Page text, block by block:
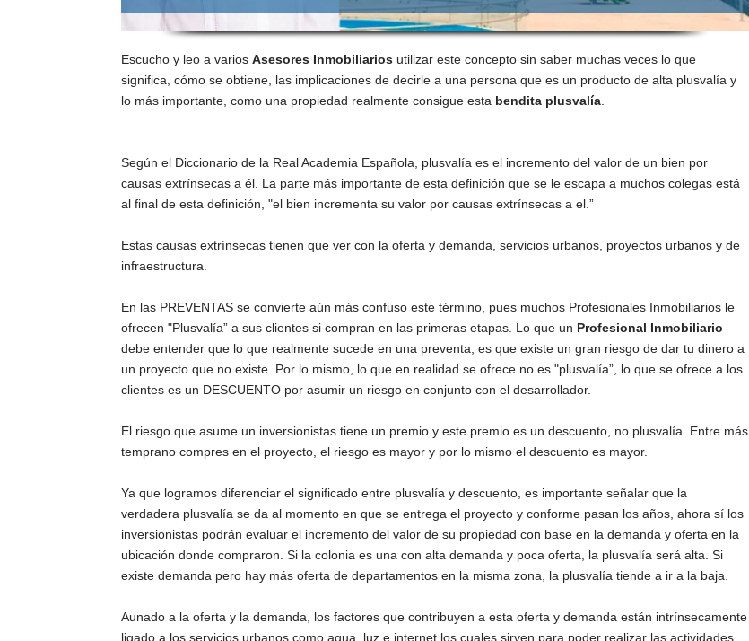
Escucho y leo a varios Asesores Inmobiliarios utilizar este concepto sin saber muchas veces lo que
significa, cómo se obtiene, las implicaciones de decirle a una persona que es un producto de alta plusvalía y
lo más importante, como una propiedad realmente consigue esta bendita plusvalía
Según el Diccionario de la Real Academia Española, plusvalía es el incremento del valor de un bien por
causas extrínsecas a él. La parte más importante de esta definición que se le escapa a muchos colegas está
al final de esta definición, "el bien incrementa su valor por causas extrínsecas a el.”
Estas causas extrínsecas tienen que ver con la oferta y demanda, servicios urbanos, proyectos urbanos y de
infraestructura.
En las PREVENTAS se convierte aún más confuso este término, pues muchos Profesionales Inmobiliarios le
ofrecen "Plusvalía” a sus clientes si compran en las primeras etapas. Lo que un Profesional Inmobiliario
debe entender que lo que realmente sucede en una preventa, es que existe un gran riesgo de dar tu dinero a
un proyecto que no existe. Por lo mismo, lo que en realidad se ofrece no es "plusvalía”, lo que se ofrece a los
clientes es un DESCUENTO por asumir un riesgo en conjunto con el desarrollador.
El riesgo que asume un inversionistas tiene un premio y este premio es un descuento, no plusvalía. Entre más
temprano compres en el proyecto, el riesgo es mayor y por lo mismo el descuento es mayor.
Ya que logramos diferenciar el significado entre plusvalía y descuento, es importante señalar que la
verdadera plusvalía se da al momento en que se entrega el proyecto y conforme pasan los años, ahora sí los
inversionistas podrán evaluar el incremento del valor de su propiedad con base en la demanda y oferta en la
ubicación donde compraron. Si la colonia es una con alta demanda y poca oferta, la plusvalía será alta. Si
existe demanda pero hay más oferta de departamentos en la misma zona, la plusvalía tiende a ir a la baja.
Aunado a la oferta y la demanda, los factores que contribuyen a esta oferta y demanda están intrínsecamente
ligado a los servicios urbanos como agua, luz e internet los cuales sirven para poder realizar las actividades